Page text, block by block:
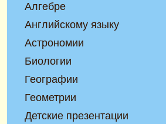
Алгебре
Английскому языку
Астрономии
Биологии
Географии
Геометрии
Детские презентации